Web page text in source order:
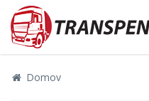
Domov